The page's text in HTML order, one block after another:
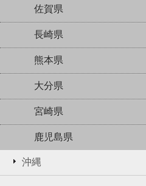
佐賀県
長崎県
熊本県
大分県
宮崎県
鹿児島県
沖縄